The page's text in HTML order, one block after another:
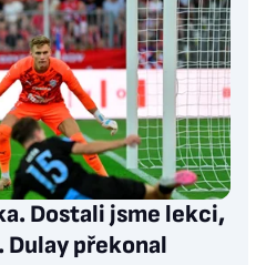
Dostali jsme lekci,
překonal